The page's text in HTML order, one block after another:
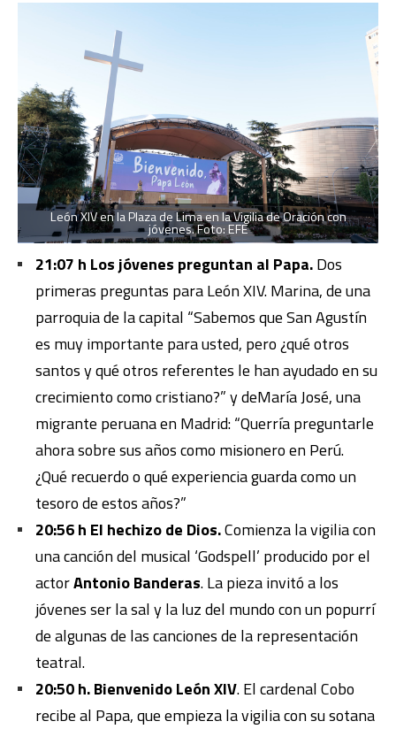
León XIV en la Plaza de Lima en la Vigilia de Oración con
jóvenes. Foto: EFE
21:07 h Los jóvenes preguntan al Papa.Dos
primeras preguntas para León XIV. Marina, de una
parroquia de la capital “Sabemos que San Agustín
es muy importante para usted, pero ¿qué otros
santos y qué otros referentes le han ayudado en su
crecimiento como cristiano?” y deMaría José, una
migrante peruana en Madrid:“Querría preguntarle
ahora sobre sus años como misionero en Perú.
¿Qué recuerdo o qué experiencia guarda como un
tesoro de estos años?”
20:56 h El hechizo de Dios.Comienza la vigilia con
una canción del musical ‘Godspell’ producido por el
actorAntonio Banderas. La pieza invitó a los
jóvenes ser la sal y la luz del mundo con un popurrí
de algunas de las canciones de la representación
teatral.
20:50 h. Bienvenido León XIV. El cardenal Cobo
recibe al Papa, que empieza la vigilia con su sotana